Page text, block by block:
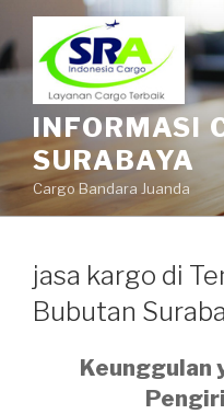
INFORMASI
SURABAYA
Cargo Bandara Juanda
jasa kargo di
Bubutan
Keunggulan